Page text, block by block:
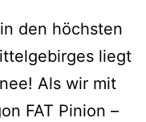
den höchsten
liegt
Als wir mit
FAT Pinion –